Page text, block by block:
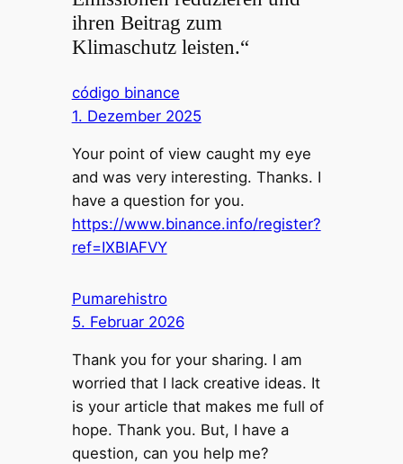
ihren Beitrag zum
Klimaschutz leisten.“
código binance
1. Dezember 2025
Your point of view caught my eye
and was very interesting. Thanks. I
have a question for you.
https://www.binance.info/register?
ref=IXBIAFVY
Pumarehistro
5. Februar 2026
Thank you for your sharing. I am
worried that I lack creative ideas. It
is your article that makes me full of
hope. Thank you. But, I have a
question, can you help me?